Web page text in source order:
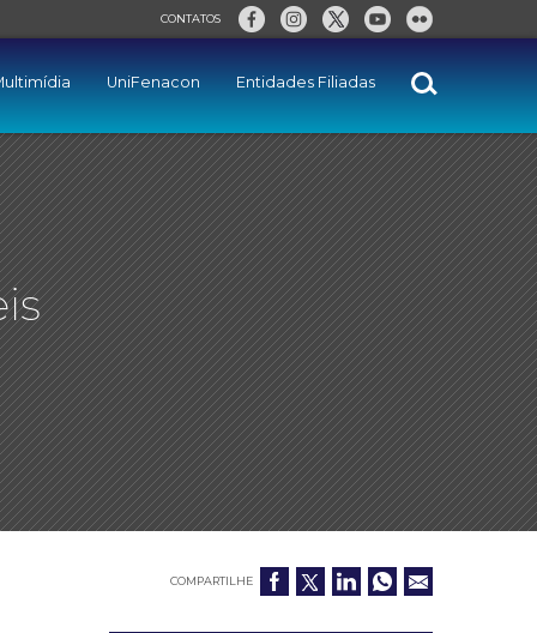
CONTATOS
UniFenacon Entidades Filiadas
COMPARTILHE